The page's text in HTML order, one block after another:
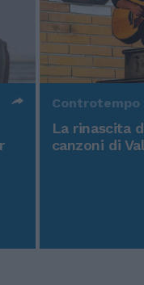
Controtempo
La rinascita
canzoni di